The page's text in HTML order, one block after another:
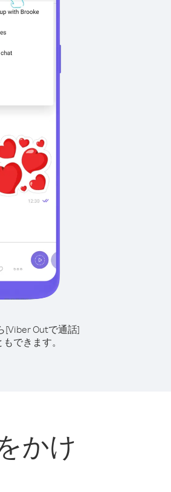
[Viber Outで通話]
できます。
かけ